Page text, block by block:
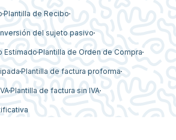
Plantilla de Recibo
del sujeto pasivo
Estimado Plantilla de Orden de Compra
Plantilla de factura proforma
Plantilla de factura sin IVA